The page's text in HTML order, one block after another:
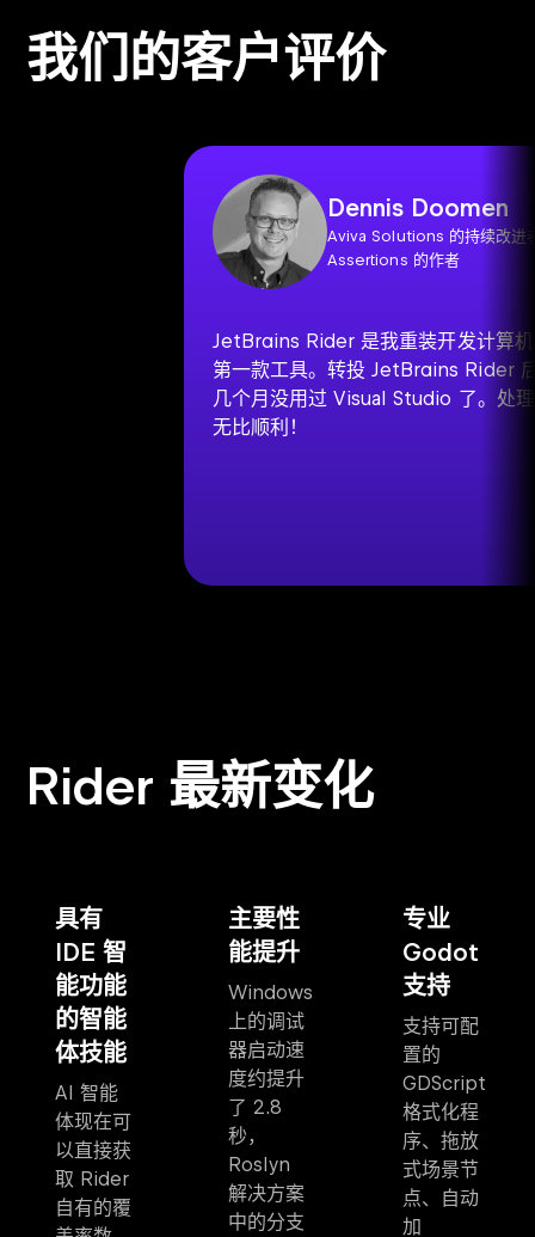
我们的客户评价
Dennis Doomen
Aviva Solutions 的持续改进
Assertions 的作者
JetBrains Rider 是我重装开发计算
第一款工具。转投 JetBrains Rider
几个月没用过 Visual Studio 了。处
无比顺利！
Rider 最新变化
具有
IDE 智
能功能
的智能
体技能
AI 智能
体现在可
以直接获
取 Rider
自有的覆
主要性
能提升
Windows
上的调试
器启动速
度约提升
了 2.8
秒，
Roslyn
解决方案
中的分支
专业
Godot
支持
支持可配
置的
GDScript
格式化程
序、拖放
式场景节
点、自动
加